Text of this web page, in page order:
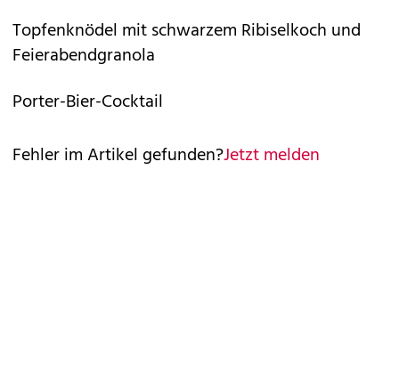
Topfenknödel mit schwarzem Ribiselkoch und
Feierabendgranola
Porter-Bier-Cocktail
Fehler im Artikel gefunden?Jetzt melden